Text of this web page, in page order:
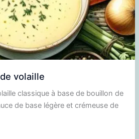
volaille
classique à base de bouillon de
de base légère et crémeuse de